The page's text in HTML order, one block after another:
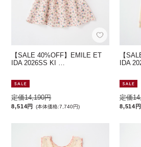
【SALE 40%OFF】EMILE ET
IDA 2026SS KI …
定価14,190円
8,514円 (本体価格:7,740円)
【
IDA
定価
8,514円